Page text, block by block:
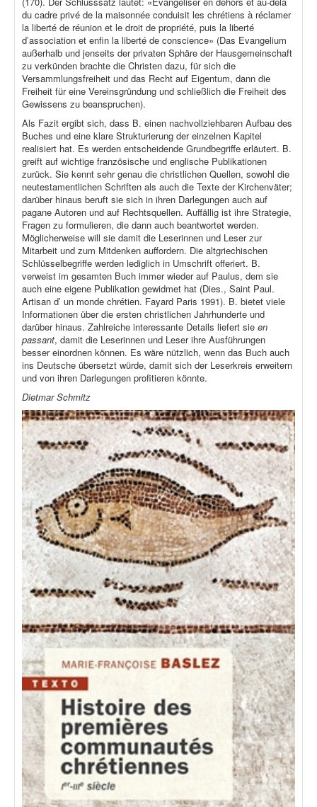
du cadre privé de la maisonnée conduisit les chrétiens à réclamer
la liberté de réunion et le droit de propriété, puis la liberté
d’association et enfin la liberté de conscience» (Das Evangelium
außerhalb und jenseits der privaten Sphäre der Hausgemeinschaft
zu verkünden brachte die Christen dazu, für sich die
Versammlungsfreiheit und das Recht auf Eigentum, dann die
Freiheit für eine Vereinsgründung und schließlich die Freiheit des
Gewissens zu beanspruchen).
Als Fazit ergibt sich, dass B. einen nachvollziehbaren Aufbau des
Buches und eine klare Strukturierung der einzelnen Kapitel
realisiert hat. Es werden entscheidende Grundbegriffe erläutert. B.
greift auf wichtige französische und englische Publikationen
zurück. Sie kennt sehr genau die christlichen Quellen, sowohl die
neutestamentlichen Schriften als auch die Texte der Kirchenväter;
darüber hinaus beruft sie sich in ihren Darlegungen auch auf
pagane Autoren und auf Rechtsquellen. Auffällig ist ihre Strategie,
Fragen zu formulieren, die dann auch beantwortet werden.
Möglicherweise will sie damit die Leserinnen und Leser zur
Mitarbeit und zum Mitdenken auffordern. Die altgriechischen
Schlüsselbegriffe werden lediglich in Umschrift offeriert. B.
verweist im gesamten Buch immer wieder auf Paulus, dem sie
auch eine eigene Publikation gewidmet hat (Dies., Saint Paul.
Artisan d’ un monde chrétien. Fayard Paris 1991). B. bietet viele
Informationen über die ersten christlichen Jahrhunderte und
darüber hinaus. Zahlreiche interessante Details liefert sie en
passant, damit die Leserinnen und Leser ihre Ausführungen
besser einordnen können. Es wäre nützlich, wenn das Buch auch
ins Deutsche übersetzt würde, damit sich der Leserkreis erweitern
und von ihren Darlegungen profitieren könnte.
Dietmar Schmitz